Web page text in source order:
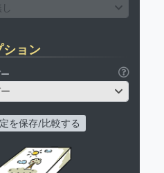
ション
を保存/比較する